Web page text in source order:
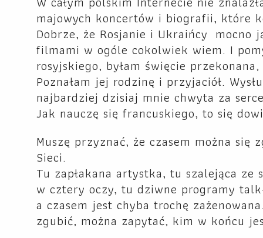
majowych koncertów i biografii, które
Dobrze, że Rosjanie i Ukraińcy mocno
filmami w ogóle cokolwiek wiem. I
rosyjskiego, byłam święcie
Poznałam jej rodzinę i przyjaciół.
najbardziej dzisiaj mnie chwyta za
Jak nauczę się francuskiego, to się
Muszę przyznać, że czasem można
Sieci.
Tu zapłakana artystka, tu szalejąca
w cztery oczy, tu dziwne programy
a czasem jest chyba trochę
zgubić, można zapytać, kim w końcu